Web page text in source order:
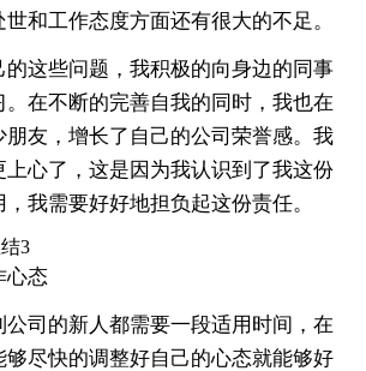
和工作态度方面还有很大的不足。
的这些问题，我积极的向身边的同事
在不断的完善自我的同时，我也在
朋友，增长了自己的公司荣誉感。我
上心了，这是因为我认识到了我这份
我需要好好地担负起这份责任。
3
心态
公司的新人都需要一段适用时间，在
够尽快的调整好自己的心态就能够好